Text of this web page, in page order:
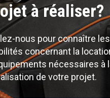
à réaliser?
nous pour connaître les
concernant la
nécessaires à
de votre projet.